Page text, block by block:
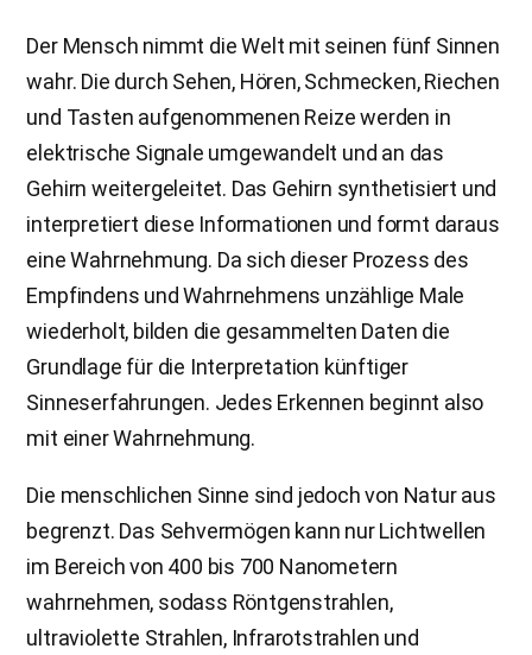
Der Mensch nimmt die Welt mit seinen fünf Sinnen
wahr. Die durch Sehen, Hören, Schmecken, Riechen
und Tasten aufgenommenen Reize werden in
elektrische Signale umgewandelt und an das
Gehirn weitergeleitet. Das Gehirn synthetisiert und
interpretiert diese Informationen und formt daraus
eine Wahrnehmung. Da sich dieser Prozess des
Empfindens und Wahrnehmens unzählige Male
wiederholt, bilden die gesammelten Daten die
Grundlage für die Interpretation künftiger
Sinneserfahrungen. Jedes Erkennen beginnt also
mit einer Wahrnehmung.
Die menschlichen Sinne sind jedoch von Natur aus
begrenzt. Das Sehvermögen kann nur Lichtwellen
im Bereich von 400 bis 700 Nanometern
wahrnehmen, sodass Röntgenstrahlen,
ultraviolette Strahlen, Infrarotstrahlen und